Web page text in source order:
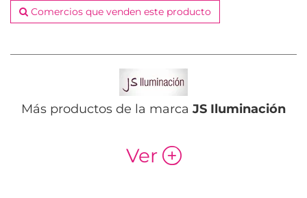
Comercios que venden este producto
Más productos de la marca JS Iluminación
Ver p